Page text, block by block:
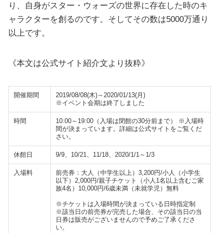
り、自身がスター・ウォーズの世界に存在した時のキ
ャラクターを創るのです。そしてその数は5000万通り
以上です。
《本文は公式サイト紹介文より抜粋》
開催期間
2019/08/08(木)～2020/01/13(月)
※イベント会期は終了しました
時間
10:00～19:00（入場は閉館の30分前まで） ※入場時
間が決まっています。詳細は公式サイトをご覧くだ
さい。
休館日 9/9、10/21、11/18、2020/1/1～1/3
入場料
前売券：大人（中学生以上）3,200円/小人（小学生
以下）2,000円/親子チケット（小人1名以上含むご家
族4名）10,000円/6歳未満（未就学児）無料
※チケットは入場時間が決まっている日時指定制
※該当日の前売券が完売した場合、その該当日の当
日券は販売がございませんので予めご了承くださ
い。